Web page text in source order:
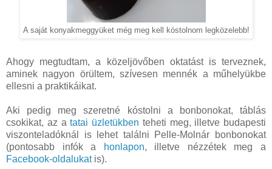
A saját konyakmeggyüket még meg kell kóstolnom legközelebb!
Ahogy megtudtam, a közeljövőben oktatást is terveznek,
aminek nagyon örültem, szívesen mennék a műhelyükbe
ellesni a praktikáikat.
Aki pedig meg szeretné kóstolni a bonbonokat, táblás
csokikat, az atatai üzletükben teheti meg, illetve budapesti
viszonteladóknál is lehet találni Pelle-Molnár bonbonokat
(pontosabb infók a
honlapon, illetve nézzétek meg a
Facebook-oldalukatis).